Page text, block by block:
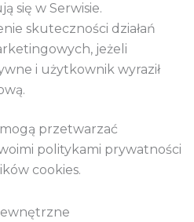
się w Serwisie.
skuteczności działań
jeżeli
i użytkownik wyraził
przetwarzać
politykami prywatności
cookies.